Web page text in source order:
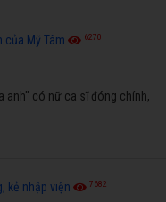
của Mỹ Tâm 6270
anh" có nữ ca sĩ đóng chính,
kẻ nhập viện 7682